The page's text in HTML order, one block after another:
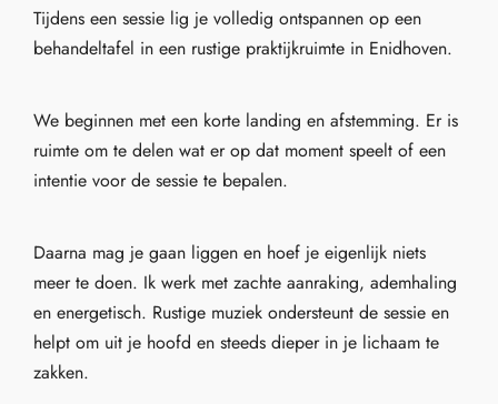
Tijdens een sessie lig je volledig ontspannen op een
behandeltafel in een rustige praktijkruimte in Enidhoven.
We beginnen met een korte landing en afstemming. Er is
ruimte om te delen wat er op dat moment speelt of een
intentie voor de sessie te bepalen.
Daarna mag je gaan liggen en hoef je eigenlijk niets
meer te doen. Ik werk met zachte aanraking, ademhaling
en energetisch. Rustige muziek ondersteunt de sessie en
helpt om uit je hoofd en steeds dieper in je lichaam te
zakken.